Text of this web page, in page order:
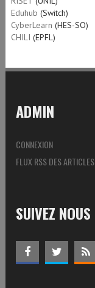
Eduhub (Switch)
CyberLearn (HES-SO)
CHILI (EPFL)
ADMIN
CONNEXION
FLUX RSS DES ARTICLES
SUIVEZ NOUS